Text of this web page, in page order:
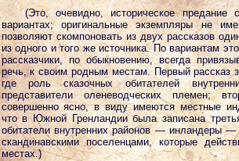
(Это, очевидно, историческое
вариантах; оригинальные экземпляры не
позволяют скомпоновать из двух рассказов
из одного и того же источника. По вариантам
рассказчики, по обыкновению, всегда
речь, к своим родным местам. Первый рассказ
где роль сказочных обитателей
представители оленеводческих племен;
совершенно ясно, в виду имеются местные
что в Южной Гренландии была записана
обитатели внутренних районов — инландеры
скандинавскими поселенцами, которые
местах.)